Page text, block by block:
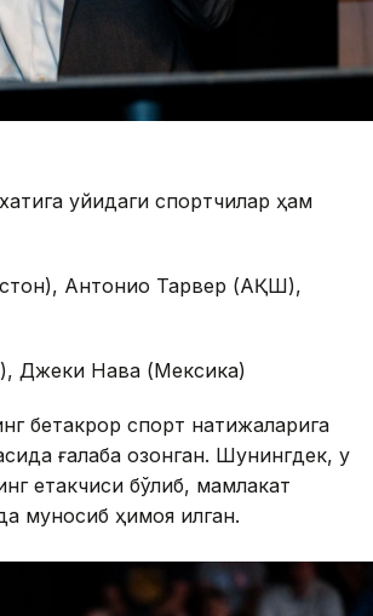
қуйидаги спортчилар ҳам
Антонио Тарвер (АҚШ),
Джеки Нава (Мексика)
бетакрор спорт натижаларига
ғалаба қозонган. Шунингдек, у
етакчиси бўлиб, мамлакат
муносиб ҳимоя қилган.